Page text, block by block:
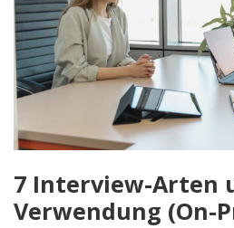
7 Interview-Arten
Verwendung (On-